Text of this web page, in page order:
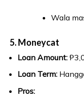
Wala
5. Moneycat
Loan Amount:
Loan Term:
Pros: